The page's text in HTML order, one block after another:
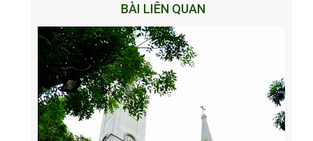
BÀI LIÊN QUAN